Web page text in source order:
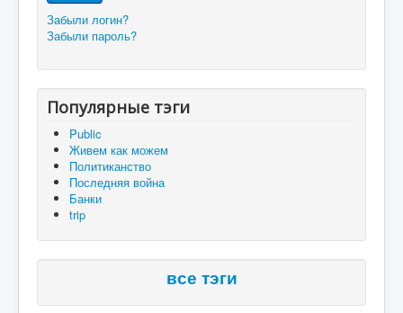
Забыли логин?
Забыли пароль?
Популярные тэги
Public
Живем как можем
Политиканство
Последняя война
Банки
trip
все тэги